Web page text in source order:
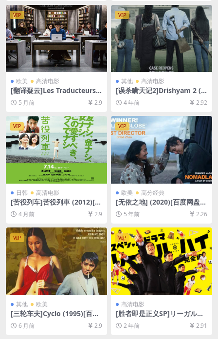
在线播放，请使用电脑下载防
和谐压缩包（含解压密码）】
VIP
欧美 高清电影
[翻译疑云]Les Traducteurs
(2019)[百度网盘+夸克网盘10
80P超清未删减资源][网盘在
线播放/下载][MP4/6.4GB][中
文字幕]
5 月前 2.9
VIP
其他 高清电影
[误杀瞒天记2]Drishyam 2 (2
022)[百度网盘+迅雷云盘资源
1080P超清未删减][MP4/3.6G
B][中文字幕]
4 年前 2.92
VIP
日韩 高清电影
[苦役列车]苦役列車 (2012)[百
度网盘+夸克网盘1080P超清
未删减资源][网盘在线播放/下
载][MP4/7.6GB][中文字幕]
4 月前 2.9
VIP
欧美 高分经典
[无依之地] (2020)[百度网盘
+迅雷云盘资源1080P超清未
删减][MP4/6.4GB][特效中英
字幕]
5 年前 2.26
VIP
其他 欧美
[三轮车夫]Cyclo (1995)[百度
网盘+夸克网盘1080P超清未
删减资源][网盘在线播放/下
6 月前 2.9
VIP
高清电影
[胜者即是正义SP]リーガル・
ハイSP (2013)[百度网盘+夸克
网盘1080P超清未删减资源]
2 年前 2.91